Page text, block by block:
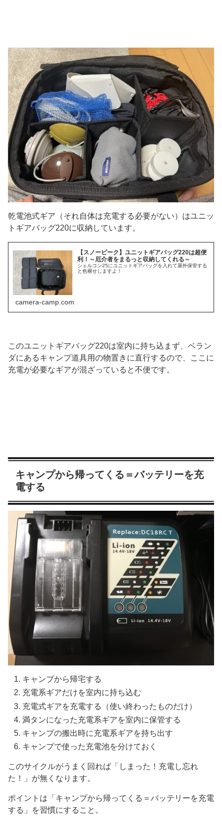
乾電池式ギア（それ自体は充電する必要がない）はユニッ
トギアバッグ220に収納しています。
【スノーピーク】ユニットギアバッグ220は超便
利！～厄介者をまるっと収納してくれる～
シェルコン25にユニットギアバッグを入れて屋外保管する
と色褪せしますよ！
camera-camp.com
このユニットギアバッグ220は室内に持ち込まず、ベラン
ダにあるキャンプ道具用の物置きに直行するので、ここに
充電が必要なギアが混ざっていると不便です。
キャンプから帰ってくる＝バッテリーを充
電する
キャンプから帰宅する
充電系ギアだけを室内に持ち込む
充電式ギアを充電する（使い終わったものだけ）
満タンになった充電系ギアを室内に保管する
キャンプの搬出時に充電系ギアを持ち出す
キャンプで使った充電池を分けておく
このサイクルがうまく回れば「しまった！充電し忘れ
た！」が無くなります。
ポイントは「キャンプから帰ってくる＝バッテリーを充電
する」を習慣にすること。